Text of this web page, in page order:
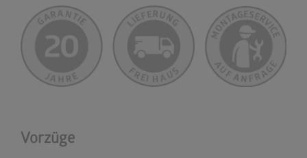
Vorzüge